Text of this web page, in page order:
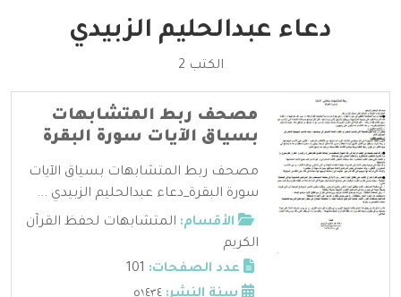
دعاء عبدالحليم الزبيدي
الكتب 2
مصحف ربط المتشابهات
بسياق الآيات سورة البقرة
مصحف ربط المتشابهات بسياق الآيات
سورة البقرة_دعاء عبدالحليم الزبيدي ...
الأقسام: المتشابهات لحفظ القرآن
الكريم
عدد الصفحات: